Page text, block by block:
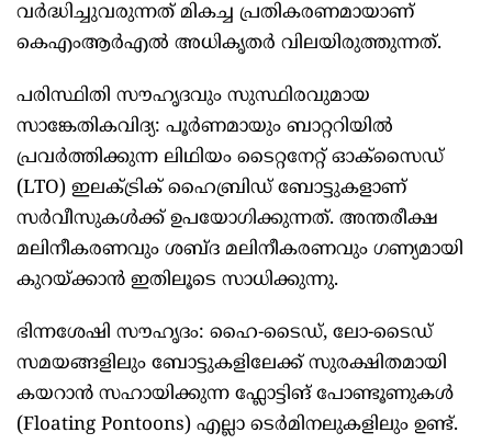
വർദ്ധിച്ചുവരുന്നത് മികച്ച പ്രതികരണമായാണ്
കെഎംആര്‍എല്‍ അധികൃതര്‍ വിലയിരുത്തുന്നത്.
പരിസ്ഥിതി സൗഹൃദവും സുസ്ഥിരവുമായ
സാങ്കേതികവിദ്യ: പൂർണമായും ബാറ്ററിയിൽ
പ്രവർത്തിക്കുന്ന ലിഥിയം ടൈറ്റനേറ്റ് ഓക്സൈഡ്
(LTO) ഇലക്ട്രിക് ഹൈബ്രിഡ് ബോട്ടുകളാണ്
സര്‍വീസുകള്‍ക്ക് ഉപയോഗിക്കുന്നത്. അന്തരീക്ഷ
മലിനീകരണവും ശബ്ദ മലിനീകരണവും ഗണ്യമായി
കുറയ്ക്കാൻ ഇതിലൂടെ സാധിക്കുന്നു.
ഭിന്നശേഷി സൗഹൃദം: ഹൈ-ടൈഡ്, ലോ-ടൈഡ്
സമയങ്ങളിലും ബോട്ടുകളിലേക്ക് സുരക്ഷിതമായി
കയറാൻ സഹായിക്കുന്ന ഫ്ലോട്ടിങ് പോണ്ടൂണുകൾ
(Floating Pontoons) എല്ലാ ടെർമിനലുകളിലും ഉണ്ട്.